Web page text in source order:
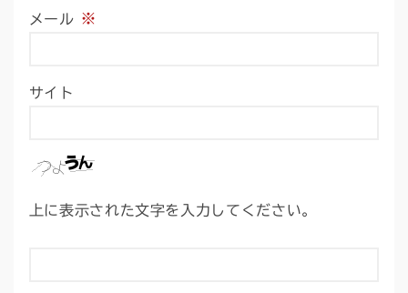
メール ※
サイト
上に表示された文字を入力してください。